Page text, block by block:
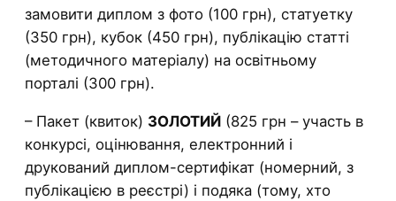
замовити диплом з фото (100 грн), статуетку
(350 грн), кубок (450 грн), публікацію статті
(методичного матеріалу) на освітньому
порталі (300 грн).
– Пакет (квиток) ЗОЛОТИЙ (825 грн – участь в
конкурсі, оцінювання, електронний і
друкований диплом-сертифікат (номерний, з
публікацією в реєстрі) і подяка (тому, хто